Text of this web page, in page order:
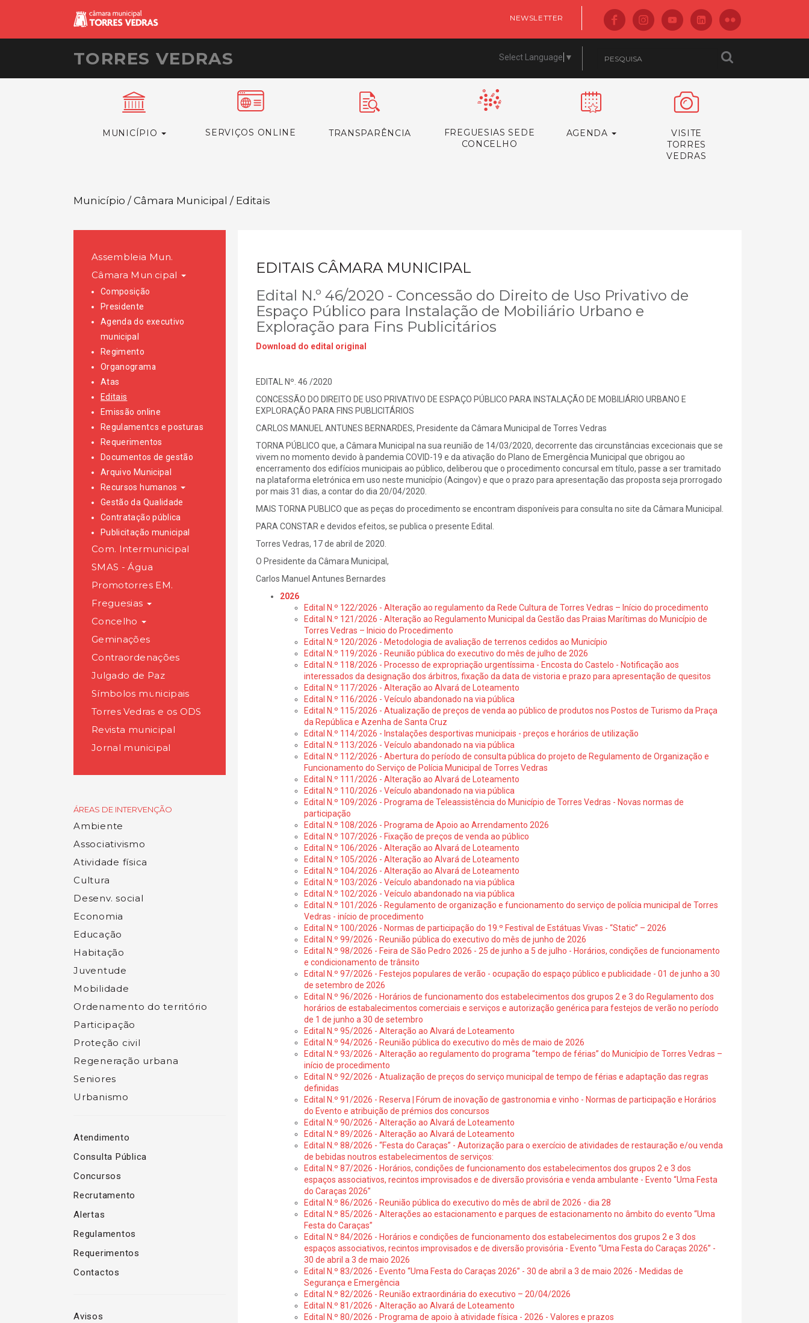
NEWSLETTER
TORRES VEDRAS Select Language ▼
MUNICÍPIO SERVIÇOS ONLINE TRANSPARÊNCIA
FREGUESIAS SEDE
CONCELHO
AGENDA
VISITE
TORRES
VEDRAS
Município / Câmara Municipal / Editais
Assembleia Mun.
Câmara Municipal
Composição
Presidente
Agenda do executivo
municipal
Regimento
Organograma
Atas
Editais
Emissão online
Regulamentos e posturas
Requerimentos
Documentos de gestão
Arquivo Municipal
Recursos humanos
Gestão da Qualidade
Contratação pública
Publicitação municipal
Com. Intermunicipal
SMAS - Água
Promotorres EM.
Freguesias
Concelho
Geminações
Contraordenações
Julgado de Paz
Símbolos municipais
Torres Vedras e os ODS
Revista municipal
Jornal municipal
ÁREAS DE INTERVENÇÃO
Ambiente
Associativismo
Atividade física
Cultura
Desenv. social
Economia
Educação
Habitação
Juventude
Mobilidade
Ordenamento do território
Participação
Proteção civil
Regeneração urbana
Seniores
Urbanismo
Atendimento
Consulta Pública
Concursos
Recrutamento
Alertas
Regulamentos
Requerimentos
Contactos
Avisos
EDITAIS CÂMARA MUNICIPAL
Edital N.º 46/2020 - Concessão do Direito de Uso Privativo de
Espaço Público para Instalação de Mobiliário Urbano e
Exploração para Fins Publicitários
Download do edital original
EDITAL Nº. 46 /2020
CONCESSÃO DO DIREITO DE USO PRIVATIVO DE ESPAÇO PÚBLICO PARA INSTALAÇÃO DE MOBILIÁRIO URBANO E
EXPLORAÇÃO PARA FINS PUBLICITÁRIOS
CARLOS MANUEL ANTUNES BERNARDES, Presidente da Câmara Municipal de Torres Vedras
TORNA PÚBLICO que, a Câmara Municipal na sua reunião de 14/03/2020, decorrente das circunstâncias excecionais que se
vivem no momento devido à pandemia COVID-19 e da ativação do Plano de Emergência Municipal que obrigou ao
encerramento dos edifícios municipais ao público, deliberou que o procedimento concursal em título, passe a ser tramitado
na plataforma eletrónica em uso neste município (Acingov) e que o prazo para apresentação das proposta seja prorrogado
por mais 31 dias, a contar do dia 20/04/2020.
MAIS TORNA PUBLICO que as peças do procedimento se encontram disponíveis para consulta no site da Câmara Municipal.
PARA CONSTAR e devidos efeitos, se publica o presente Edital.
Torres Vedras, 17 de abril de 2020.
O Presidente da Câmara Municipal,
Carlos Manuel Antunes Bernardes
2026
Edital N.º 122/2026 - Alteração ao regulamento da Rede Cultura de Torres Vedras – Início do procedimento
Edital N.º 121/2026 - Alteração ao Regulamento Municipal da Gestão das Praias Marítimas do Município de
Torres Vedras – Inicio do Procedimento
Edital N.º 120/2026 - Metodologia de avaliação de terrenos cedidos ao Município
Edital N.º 119/2026 - Reunião pública do executivo do mês de julho de 2026
Edital N.º 118/2026 - Processo de expropriação urgentíssima - Encosta do Castelo - Notificação aos
interessados da designação dos árbitros, fixação da data de vistoria e prazo para apresentação de quesitos
Edital N.º 117/2026 - Alteração ao Alvará de Loteamento
Edital N.º 116/2026 - Veículo abandonado na via pública
Edital N.º 115/2026 - Atualização de preços de venda ao público de produtos nos Postos de Turismo da Praça
da República e Azenha de Santa Cruz
Edital N.º 114/2026 - Instalações desportivas municipais - preços e horários de utilização
Edital N.º 113/2026 - Veículo abandonado na via pública
Edital N.º 112/2026 - Abertura do período de consulta pública do projeto de Regulamento de Organização e
Funcionamento do Serviço de Polícia Municipal de Torres Vedras
Edital N.º 111/2026 - Alteração ao Alvará de Loteamento
Edital N.º 110/2026 - Veículo abandonado na via pública
Edital N.º 109/2026 - Programa de Teleassistência do Município de Torres Vedras - Novas normas de
participação
Edital N.º 108/2026 - Programa de Apoio ao Arrendamento 2026
Edital N.º 107/2026 - Fixação de preços de venda ao público
Edital N.º 106/2026 - Alteração ao Alvará de Loteamento
Edital N.º 105/2026 - Alteração ao Alvará de Loteamento
Edital N.º 104/2026 - Alteração ao Alvará de Loteamento
Edital N.º 103/2026 - Veículo abandonado na via pública
Edital N.º 102/2026 - Veículo abandonado na via pública
Edital N.º 101/2026 - Regulamento de organização e funcionamento do serviço de polícia municipal de Torres
Vedras - início de procedimento
Edital N.º 100/2026 - Normas de participação do 19.º Festival de Estátuas Vivas - “Static” – 2026
Edital N.º 99/2026 - Reunião pública do executivo do mês de junho de 2026
Edital N.º 98/2026 - Feira de São Pedro 2026 - 25 de junho a 5 de julho - Horários, condições de funcionamento
e condicionamento de trânsito
Edital N.º 97/2026 - Festejos populares de verão - ocupação do espaço público e publicidade - 01 de junho a 30
de setembro de 2026
Edital N.º 96/2026 - Horários de funcionamento dos estabelecimentos dos grupos 2 e 3 do Regulamento dos
horários de estabalecimentos comerciais e serviços e autorização genérica para festejos de verão no período
de 1 de junho a 30 de setembro
Edital N.º 95/2026 - Alteração ao Alvará de Loteamento
Edital N.º 94/2026 - Reunião pública do executivo do mês de maio de 2026
Edital N.º 93/2026 - Alteração ao regulamento do programa “tempo de férias” do Município de Torres Vedras –
início de procedimento
Edital N.º 92/2026 - Atualização de preços do serviço municipal de tempo de férias e adaptação das regras
definidas
Edital N.º 91/2026 - Reserva | Fórum de inovação de gastronomia e vinho - Normas de participação e Horários
do Evento e atribuição de prémios dos concursos
Edital N.º 90/2026 - Alteração ao Alvará de Loteamento
Edital N.º 89/2026 - Alteração ao Alvará de Loteamento
Edital N.º 88/2026 - “Festa do Caraças” - Autorização para o exercício de atividades de restauração e/ou venda
de bebidas noutros estabelecimentos de serviços:
Edital N.º 87/2026 - Horários, condições de funcionamento dos estabelecimentos dos grupos 2 e 3 dos
espaços associativos, recintos improvisados e de diversão provisória e venda ambulante - Evento “Uma Festa
do Caraças 2026”
Edital N.º 86/2026 - Reunião pública do executivo do mês de abril de 2026 - dia 28
Edital N.º 85/2026 - Alterações ao estacionamento e parques de estacionamento no âmbito do evento “Uma
Festa do Caraças”
Edital N.º 84/2026 - Horários e condições de funcionamento dos estabelecimentos dos grupos 2 e 3 dos
espaços associativos, recintos improvisados e de diversão provisória - Evento “Uma Festa do Caraças 2026” -
30 de abril a 3 de maio 2026
Edital N.º 83/2026 - Evento “Uma Festa do Caraças 2026” - 30 de abril a 3 de maio 2026 - Medidas de
Segurança e Emergência
Edital N.º 82/2026 - Reunião extraordinária do executivo – 20/04/2026
Edital N.º 81/2026 - Alteração ao Alvará de Loteamento
Edital N.º 80/2026 - Programa de apoio à atividade física - 2026 - Valores e prazos